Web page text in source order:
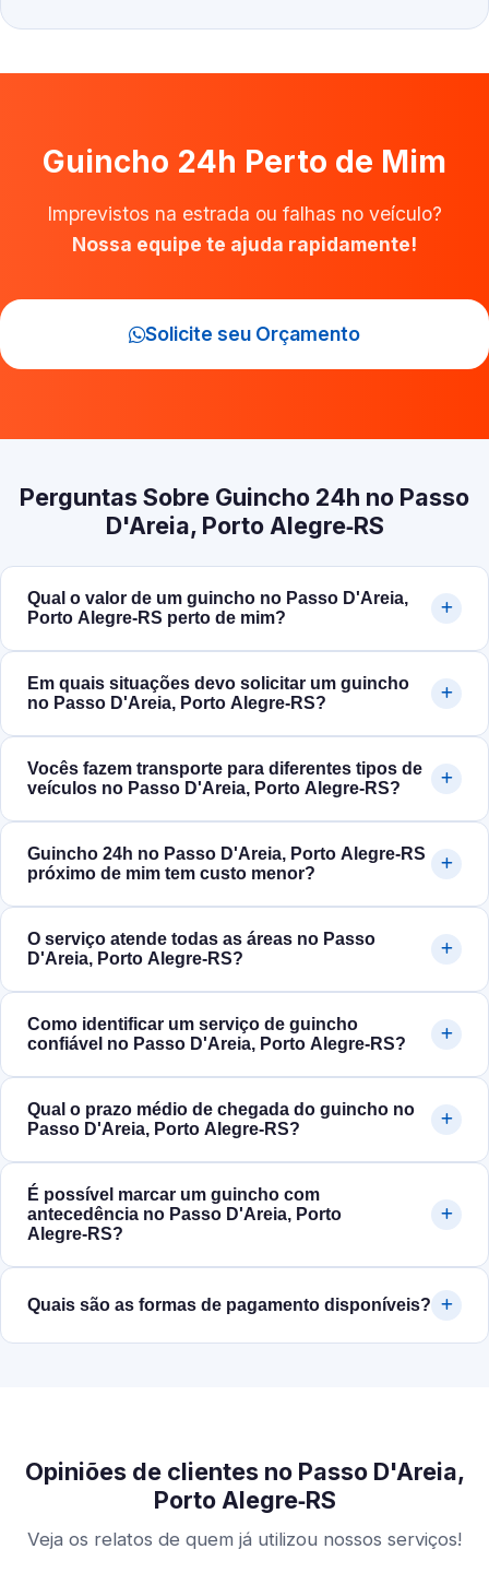
Guincho 24h Perto de Mim
Imprevistos na estrada ou falhas no veículo?
Nossa equipe te ajuda rapidamente!
Solicite seu Orçamento
Perguntas Sobre Guincho 24h no Passo
D'Areia, Porto Alegre‑RS
Qual o valor de um guincho no Passo D'Areia,
Porto Alegre‑RS perto de mim?
Em quais situações devo solicitar um guincho
no Passo D'Areia, Porto Alegre‑RS?
Vocês fazem transporte para diferentes tipos de
veículos no Passo D'Areia, Porto Alegre‑RS?
Guincho 24h no Passo D'Areia, Porto Alegre‑RS
próximo de mim tem custo menor?
O serviço atende todas as áreas no Passo
D'Areia, Porto Alegre‑RS?
Como identificar um serviço de guincho
confiável no Passo D'Areia, Porto Alegre‑RS?
Qual o prazo médio de chegada do guincho no
Passo D'Areia, Porto Alegre‑RS?
É possível marcar um guincho com
antecedência no Passo D'Areia, Porto
Alegre‑RS?
Quais são as formas de pagamento disponíveis?
Opiniões de clientes no Passo D'Areia,
Porto Alegre‑RS
Veja os relatos de quem já utilizou nossos serviços!